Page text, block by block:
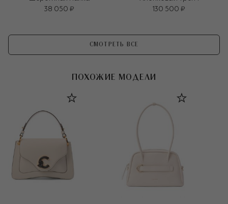
38 050 ₽
130 500 ₽
СМОТРЕТЬ ВСЕ
ПОХОЖИЕ МОДЕЛИ